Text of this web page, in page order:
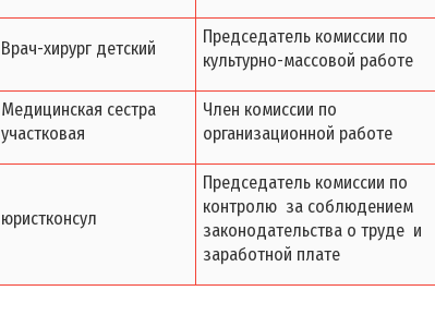
Врач-хирург детский
Председатель комиссии по
культурно-массовой работе
Медицинская сестра
участковая
Член комиссии по
организационной работе
юристконсул
Председатель комиссии по
контролю за соблюдением
законодательства о труде и
заработной плате